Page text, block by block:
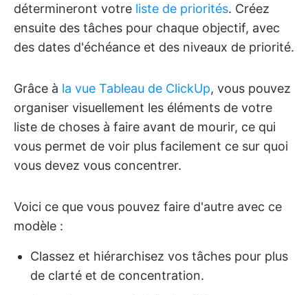
détermineront votre liste de priorités. Créez
ensuite des tâches pour chaque objectif, avec
des dates d'échéance et des niveaux de priorité.
Grâce à la vue Tableau de ClickUp, vous pouvez
organiser visuellement les éléments de votre
liste de choses à faire avant de mourir, ce qui
vous permet de voir plus facilement ce sur quoi
vous devez vous concentrer.
Voici ce que vous pouvez faire d'autre avec ce
modèle :
Classez et hiérarchisez vos tâches pour plus
de clarté et de concentration.